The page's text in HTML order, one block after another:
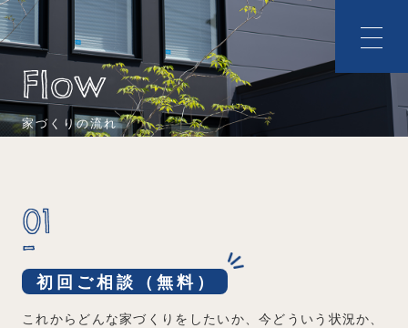
Flow
家づくりの流れ
01
初回ご相談（無料）
これからどんな家づくりをしたいか、今どういう状況か、